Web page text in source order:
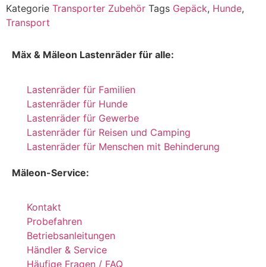
Kategorie Transporter Zubehör Tags Gepäck, Hunde,
Transport
Mäx & Mäleon Lastenräder für alle:
Lastenräder für Familien
Lastenräder für Hunde
Lastenräder für Gewerbe
Lastenräder für Reisen und Camping
Lastenräder für Menschen mit Behinderung
Mäleon-Service:
Kontakt
Probefahren
Betriebsanleitungen
Händler & Service
Häufige Fragen / FAQ